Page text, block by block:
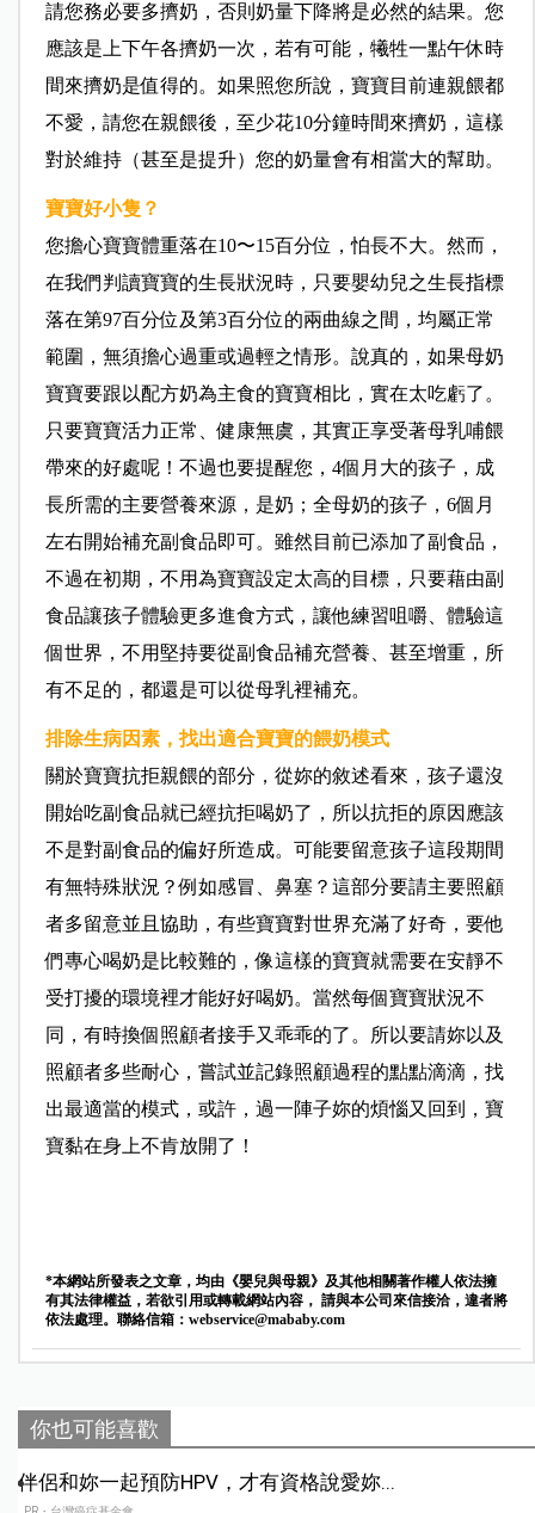
請您務必要多擠奶，否則奶量下降將是必然的結果。您
應該是上下午各擠奶一次，若有可能，犧牲一點午休時
間來擠奶是值得的。如果照您所說，寶寶目前連親餵都
不愛，請您在親餵後，至少花10分鐘時間來擠奶，這樣
對於維持（甚至是提升）您的奶量會有相當大的幫助。
寶寶好小隻？
您擔心寶寶體重落在10〜15百分位，怕長不大。然而，
在我們判讀寶寶的生長狀況時，只要嬰幼兒之生長指標
落在第97百分位及第3百分位的兩曲線之間，均屬正常
範圍，無須擔心過重或過輕之情形。說真的，如果母奶
寶寶要跟以配方奶為主食的寶寶相比，實在太吃虧了。
只要寶寶活力正常、健康無虞，其實正享受著母乳哺餵
帶來的好處呢！不過也要提醒您，4個月大的孩子，成
長所需的主要營養來源，是奶；全母奶的孩子，6個月
左右開始補充副食品即可。雖然目前已添加了副食品，
不過在初期，不用為寶寶設定太高的目標，只要藉由副
食品讓孩子體驗更多進食方式，讓他練習咀嚼、體驗這
個世界，不用堅持要從副食品補充營養、甚至增重，所
有不足的，都還是可以從母乳裡補充。
排除生病因素，找出適合寶寶的餵奶模式
關於寶寶抗拒親餵的部分，從妳的敘述看來，孩子還沒
開始吃副食品就已經抗拒喝奶了，所以抗拒的原因應該
不是對副食品的偏好所造成。可能要留意孩子這段期間
有無特殊狀況？例如感冒、鼻塞？這部分要請主要照顧
者多留意並且協助，有些寶寶對世界充滿了好奇，要他
們專心喝奶是比較難的，像這樣的寶寶就需要在安靜不
受打擾的環境裡才能好好喝奶。當然每個寶寶狀況不
同，有時換個照顧者接手又乖乖的了。所以要請妳以及
照顧者多些耐心，嘗試並記錄照顧過程的點點滴滴，找
出最適當的模式，或許，過一陣子妳的煩惱又回到，寶
寶黏在身上不肯放開了！
*本網站所發表之文章，均由《嬰兒與母親》及其他相關著作權人依法擁
有其法律權益，若欲引用或轉載網站內容， 請與本公司來信接洽，違者將
依法處理。聯絡信箱： webservice@mababy.com
你也可能喜歡
伴侶和妳一起預防HPV，才有資格說愛妳...